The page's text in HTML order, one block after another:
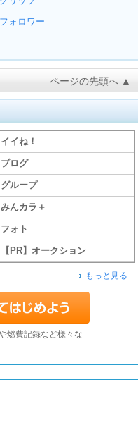
フォロワー
ページの先頭へ ▲
イイね！
ブログ
グループ
みんカラ＋
フォト
【PR】オークション
もっと見る
燃費記録など様々な